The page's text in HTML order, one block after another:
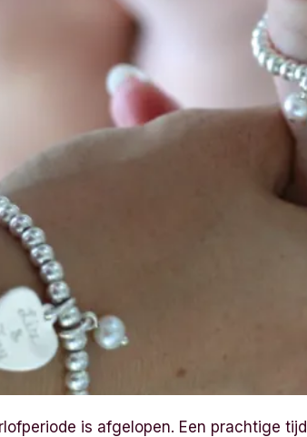
is afgelopen. Een prachtige